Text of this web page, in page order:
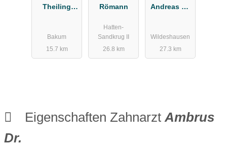
Theiling
Bakum
15.7 km
Römann
Hatten-
Sandkrug II
26.8 km
Andreas Dr.
Wildeshausen
27.3 km
Eigenschaften Zahnarzt Ambrus
Dr.